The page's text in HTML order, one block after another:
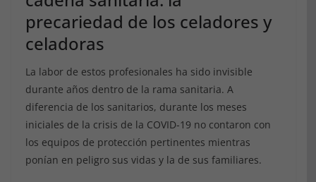
precariedad de los celadores y
celadoras
La labor de estos profesionales ha sido invisible
durante años dentro de la rama sanitaria. A
diferencia de los sanitarios, durante los meses
iniciales de la crisis de la COVID-19 no contaron con
los equipos de protección pertinentes mientras
ponían en peligro sus vidas y la de sus familiares.